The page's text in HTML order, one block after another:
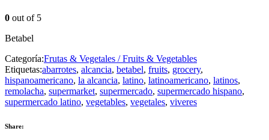
0 out of 5
Betabel
Categoría:Frutas & Vegetales / Fruits & Vegetables
Etiquetas:abarrotes, alcancia, betabel, fruits, grocery,
hispanoamericano, la alcancia, latino, latinoamericano, latinos,
remolacha, supermarket, supermercado, supermercado hispano,
supermercado latino, vegetables, vegetales, viveres
Share: